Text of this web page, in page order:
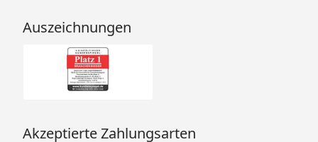
Auszeichnungen
Akzeptierte Zahlungsarten